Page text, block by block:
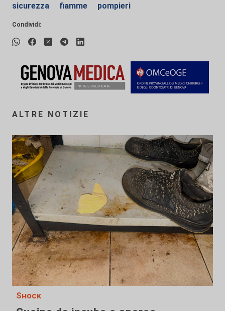
sicurezza
fiamme pompieri
Condividi:
ALTRE NOTIZIE
Shock